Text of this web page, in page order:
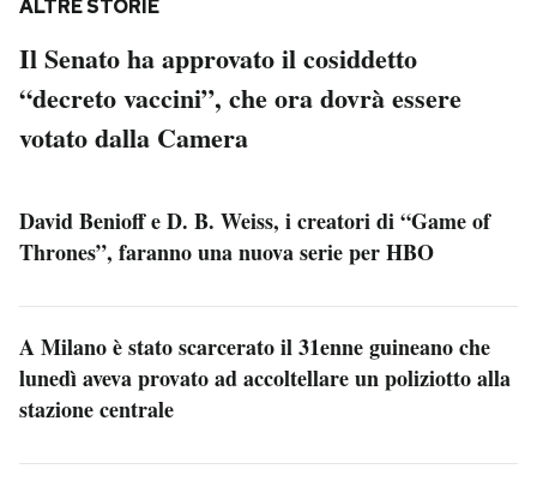
ALTRE STORIE
Il Senato ha approvato il cosiddetto
“decreto vaccini”, che ora dovrà essere
votato dalla Camera
David Benioff e D. B. Weiss, i creatori di “Game of
Thrones”, faranno una nuova serie per HBO
A Milano è stato scarcerato il 31enne guineano che
lunedì aveva provato ad accoltellare un poliziotto alla
stazione centrale